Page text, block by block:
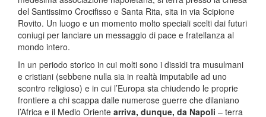
del Santissimo Crocifisso e Santa Rita, sita in via Scipione
Rovito. Un luogo e un momento molto speciali scelti dai futuri
coniugi per lanciare un messaggio di pace e fratellanza al
mondo intero.
In un periodo storico in cui molti sono i dissidi tra musulmani
e cristiani (sebbene nulla sia in realtà imputabile ad uno
scontro religioso) e in cui l’Europa sta chiudendo le proprie
frontiere a chi scappa dalle numerose guerre che dilaniano
l’Africa e il Medio Oriente arriva, dunque, da Napoli – terra